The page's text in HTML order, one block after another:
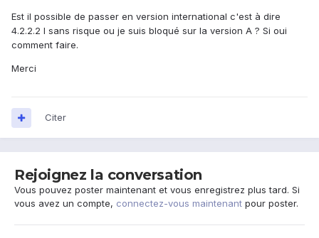
Est il possible de passer en version international c'est à dire
4.2.2.2 I sans risque ou je suis bloqué sur la version A ? Si oui
comment faire.
Merci
Citer
Rejoignez la conversation
Vous pouvez poster maintenant et vous enregistrez plus tard. Si
vous avez un compte, connectez-vous maintenant pour poster.